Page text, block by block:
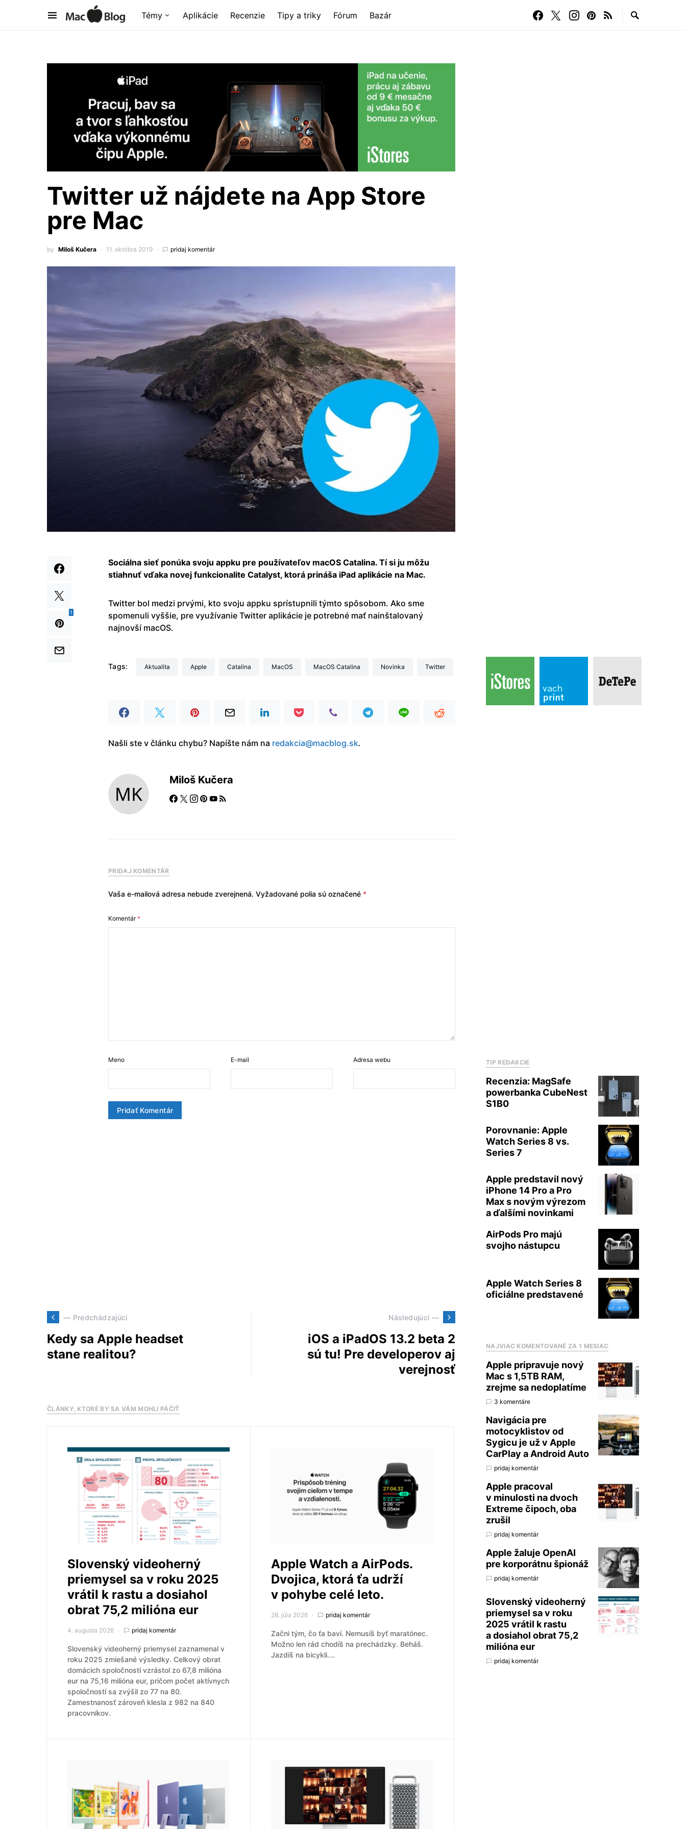
Témy Aplikácie Recenzie Tipy a triky Fórum Bazár
Twitter už nájdete na App Store
pre Mac
by Miloš Kučera 11. októbra 2019 pridaj komentár
1
Sociálna sieť ponúka svoju appku pre používateľov macOS Catalina. Tí si ju môžu
stiahnuť vďaka novej funkcionalite Catalyst, ktorá prináša iPad aplikácie na Mac.
Twitter bol medzi prvými, kto svoju appku sprístupnili týmto spôsobom. Ako sme
spomenuli vyššie, pre využívanie Twitter aplikácie je potrebné mať nainštalovaný
najnovší macOS.
Tags: aktualita Apple Catalina macOS macOS Catalina Novinka Twitter
Našli ste v článku chybu? Napíšte nám na redakcia@macblog.sk.
Miloš Kučera
PRIDAJ KOMENTÁR
Vaša e-mailová adresa nebude zverejnená. Vyžadované polia sú označené *
Komentár*
Meno E-mail Adresa webu
— Predchádzajúci
Kedy sa Apple headset
stane realitou?
Následujúci —
iOS a iPadOS 13.2 beta 2
sú tu! Pre developerov aj
verejnosť
ČLÁNKY, KTORÉ BY SA VÁM MOHLI PÁČIŤ
Slovenský videoherný
priemysel sa v roku 2025
vrátil k rastu a dosiahol
obrat 75,2 milióna eur
4. augusta 2026 pridaj komentár
Slovenský videoherný priemysel zaznamenal v
roku 2025 zmiešané výsledky. Celkový obrat
domácich spoločností vzrástol zo 67,8 milióna
eur na 75,16 milióna eur, pričom počet aktívnych
spoločností sa zvýšil zo 77 na 80.
Zamestnanosť zároveň klesla z 982 na 840
pracovníkov.
Apple Watch a AirPods.
Dvojica, ktorá ťa udrží
v pohybe celé leto.
28. júla 2026 pridaj komentár
Začni tým, čo ťa baví. Nemusíš byť maratónec.
Možno len rád chodíš na prechádzky. Beháš.
Jazdíš na bicykli.…
TIP REDAKCIE
Recenzia: MagSafe
powerbanka CubeNest
S1B0
Porovnanie: Apple
Watch Series 8 vs.
Series 7
Apple predstavil nový
iPhone 14 Pro a Pro
Max s novým výrezom
a ďalšími novinkami
AirPods Pro majú
svojho nástupcu
Apple Watch Series 8
oficiálne predstavené
NAJVIAC KOMENTOVANÉ ZA 1 MESIAC
Apple pripravuje nový
Mac s 1,5TB RAM,
zrejme sa nedoplatíme
3 komentáre
Navigácia pre
motocyklistov od
Sygicu je už v Apple
CarPlay a Android Auto
pridaj komentár
Apple pracoval
v minulosti na dvoch
Extreme čipoch, oba
zrušil
pridaj komentár
Apple žaluje OpenAI
pre korporátnu špionáž
pridaj komentár
Slovenský videoherný
priemysel sa v roku
2025 vrátil k rastu
a dosiahol obrat 75,2
milióna eur
pridaj komentár